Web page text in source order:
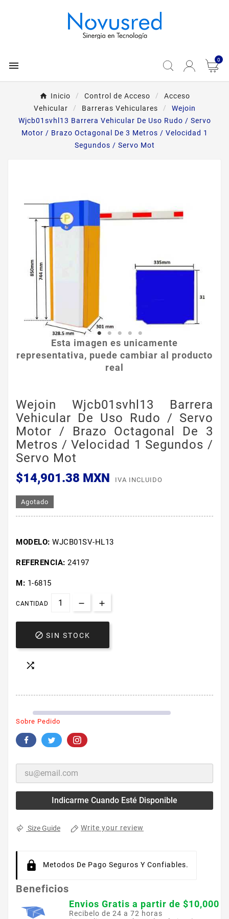
 0
Inicio Control de Acceso
Acceso
Vehicular
Barreras Vehiculares
Wejoin
Wjcb01svhl13 Barrera Vehicular De Uso Rudo / Servo
Motor / Brazo Octagonal De 3 Metros / Velocidad 1
Segundos / Servo Mot
Esta imagen es unicamente
representativa, puede cambiar al producto
real
Wejoin Wjcb01svhl13 Barrera
Vehicular De Uso Rudo / Servo
Motor / Brazo Octagonal De 3
Metros / Velocidad 1 Segundos /
Servo Mot
$14,901.38 MXN
IVA INCLUIDO
Agotado
MODELO: WJCB01SV-HL13
REFERENCIA: 24197
M: 1-6815
CANTIDAD
 SIN STOCK

Sobre Pedido
Indicarme Cuando Esté Disponible
Size Guide Write your review
Metodos De Pago Seguros Y Confiables.
Beneficios
Envios Gratis a partir de $10,000
Recibelo de 24 a 72 horas